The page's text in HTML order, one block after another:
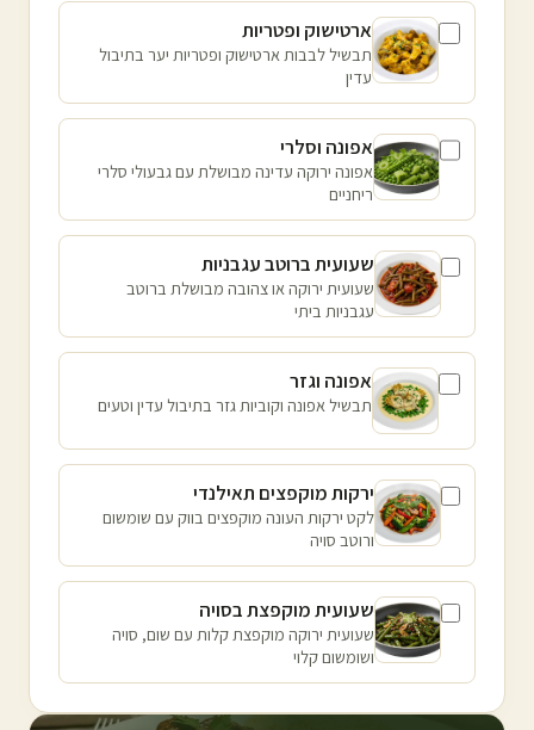
ארטישוק ופטריות
תבשיל לבבות ארטישוק ופטריות יער בתיבול
עדין
אפונה וסלרי
אפונה ירוקה עדינה מבושלת עם גבעולי סלרי
ריחניים
שעועית ברוטב עגבניות
שעועית ירוקה או צהובה מבושלת ברוטב
עגבניות ביתי
אפונה וגזר
תבשיל אפונה וקוביות גזר בתיבול עדין וטעים
ירקות מוקפצים תאילנדי
לקט ירקות העונה מוקפצים בווק עם שומשום
ורוטב סויה
שעועית מוקפצת בסויה
שעועית ירוקה מוקפצת קלות עם שום, סויה
ושומשום קלוי